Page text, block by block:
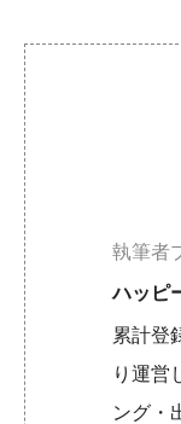
執筆者
ハッピ
累計登
り運営
ング・